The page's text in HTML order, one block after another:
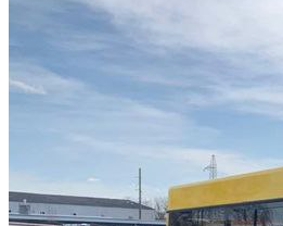
С 17 августа будет изучаться
рейсы маршрута 235С
Безодницу